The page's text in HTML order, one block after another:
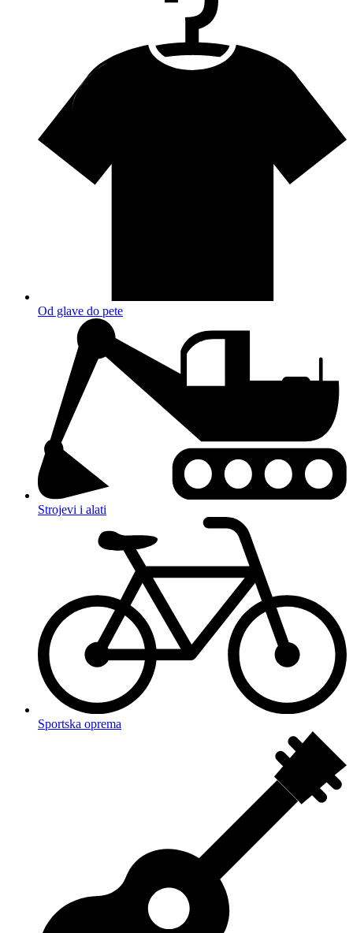
Od glave do pete
Strojevi i alati
Sportska oprema